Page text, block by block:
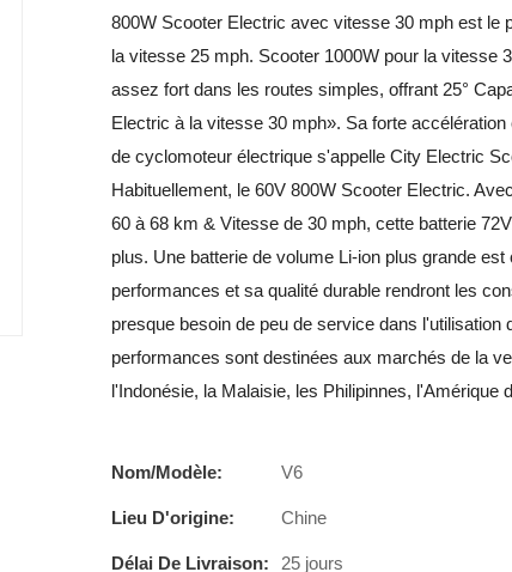
800W Scooter Electric avec vitesse 30 mph est le
la vitesse 25 mph. Scooter 1000W pour la vitesse
assez fort dans les routes simples, offrant 25°
Electric à la vitesse 30 mph». Sa forte
de cyclomoteur électrique s'appelle City Electric
Habituellement, le 60V 800W Scooter Electric.
60 à 68 km & Vitesse de 30 mph, cette batterie
plus. Une batterie de volume Li-ion plus grande
performances et sa qualité durable rendront les
presque besoin de peu de service dans
performances sont destinées aux marchés de la
l'Indonésie, la Malaisie, les Philipinnes, l'Amérique
Nom/Modèle: V6
Lieu D'origine: Chine
Délai De Livraison: 25 jours